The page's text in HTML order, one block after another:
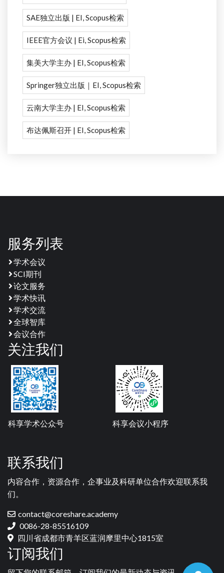
SAE独立出版 | EI, Scopus检索
IEEE官方会议 | Ei, Scopus检索
集美大学主办 | EI, Scopus检索
Springer独立出版｜EI, Scopus检索
云南大学主办 | EI, Scopus检索
布达佩斯召开 | EI, Scopus检索
服务列表
学术会议
SCI期刊
论文服务
学术快讯
学术交流
全球智库
会议合作
关注我们
科享学术公众号 科享会议小程序
联系我们
内容合作，资源合作，企事业及科研单位合作欢迎联系我
们。
contact@coreshare.academy
0086-28-85516109
四川省成都市青羊区蓝润摩里中心1815室
订阅我们